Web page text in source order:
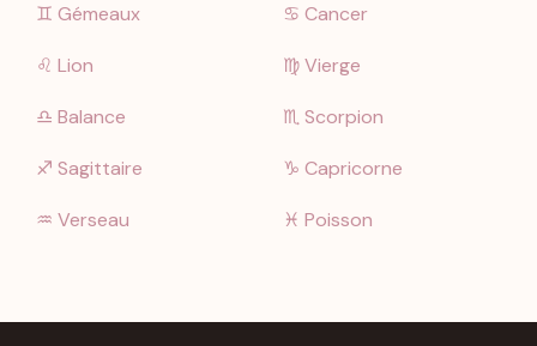
♊︎ Gémeaux ♋︎ Cancer
♌︎ Lion ♍︎ Vierge
♎︎ Balance ♏︎ Scorpion
♐︎ Sagittaire ♑︎ Capricorne
♒︎ Verseau ♓︎ Poisson